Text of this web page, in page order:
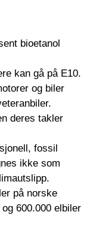
bioetanol
kan gå på E10.
og biler
deres takler
fossil
ikke som
på norske
600.000 elbiler